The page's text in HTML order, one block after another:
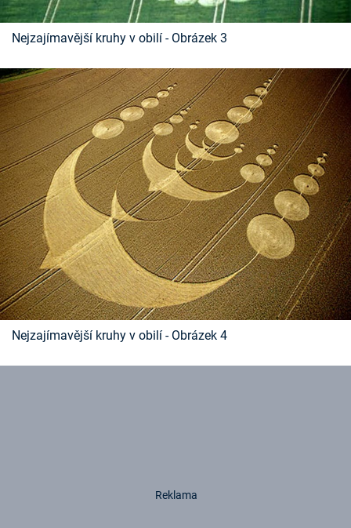
Nejzajímavější kruhy v obilí - Obrázek 3
Nejzajímavější kruhy v obilí - Obrázek 4